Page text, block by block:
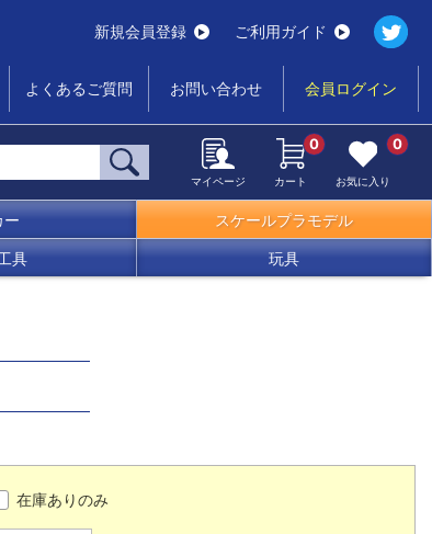
新規会員登録 ご利用ガイド
よくあるご質問 お問い合わせ 会員ログイン
マイページ カート
0
お気に入り
0
ー スケールプラモデル
具 玩具
在庫ありのみ